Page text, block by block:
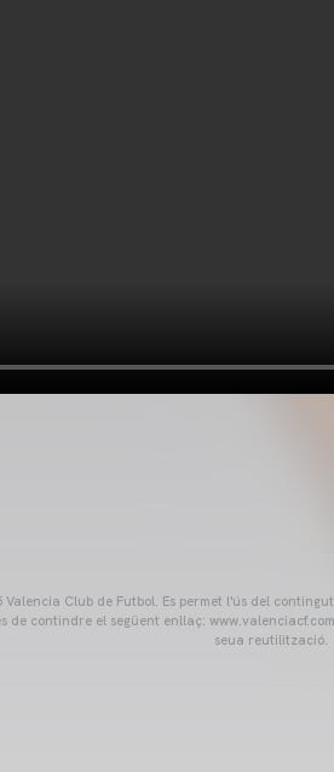
Valencia Club de Futbol. Es permet l'ús del
de contindre el següent enllaç:
seua reutilització.